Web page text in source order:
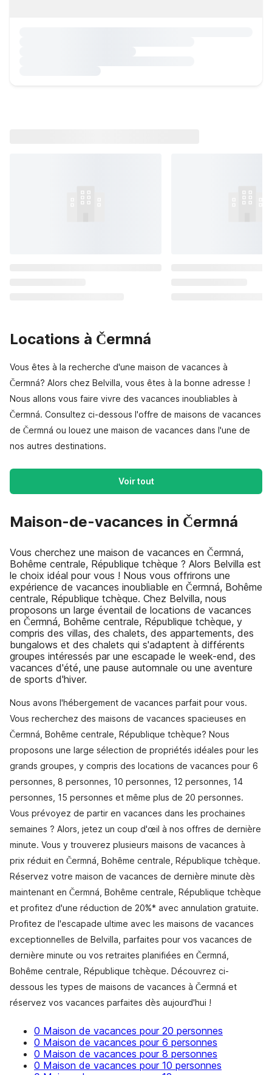
Locations à Čermná
Vous êtes à la recherche d'une maison de vacances à
Čermná? Alors chez Belvilla, vous êtes à la bonne adresse !
Nous allons vous faire vivre des vacances inoubliables à
Čermná. Consultez ci-dessous l'offre de maisons de vacances
de Čermná ou louez une maison de vacances dans l'une de
nos autres destinations.
Voir tout
Maison-de-vacances in Čermná
Vous cherchez une maison de vacances en Čermná,
Bohême centrale, République tchèque ? Alors Belvilla est
le choix idéal pour vous ! Nous vous offrirons une
expérience de vacances inoubliable en Čermná, Bohême
centrale, République tchèque. Chez Belvilla, nous
proposons un large éventail de locations de vacances
en Čermná, Bohême centrale, République tchèque, y
compris des villas, des chalets, des appartements, des
bungalows et des chalets qui s'adaptent à différents
groupes intéressés par une escapade le week-end, des
vacances d'été, une pause automnale ou une aventure
de sports d'hiver.
Nous avons l'hébergement de vacances parfait pour vous.
Vous recherchez des maisons de vacances spacieuses en
Čermná, Bohême centrale, République tchèque? Nous
proposons une large sélection de propriétés idéales pour les
grands groupes, y compris des locations de vacances pour 6
personnes, 8 personnes, 10 personnes, 12 personnes, 14
personnes, 15 personnes et même plus de 20 personnes.
Vous prévoyez de partir en vacances dans les prochaines
semaines ? Alors, jetez un coup d'œil à nos offres de dernière
minute. Vous y trouverez plusieurs maisons de vacances à
prix réduit en Čermná, Bohême centrale, République tchèque.
Réservez votre maison de vacances de dernière minute dès
maintenant en Čermná, Bohême centrale, République tchèque
et profitez d'une réduction de 20%* avec annulation gratuite.
Profitez de l'escapade ultime avec les maisons de vacances
exceptionnelles de Belvilla, parfaites pour vos vacances de
dernière minute ou vos retraites planifiées en Čermná,
Bohême centrale, République tchèque. Découvrez ci-
dessous les types de maisons de vacances à Čermná et
réservez vos vacances parfaites dès aujourd'hui !
0 Maison de vacances pour 20 personnes
0 Maison de vacances pour 6 personnes
0 Maison de vacances pour 8 personnes
0 Maison de vacances pour 10 personnes